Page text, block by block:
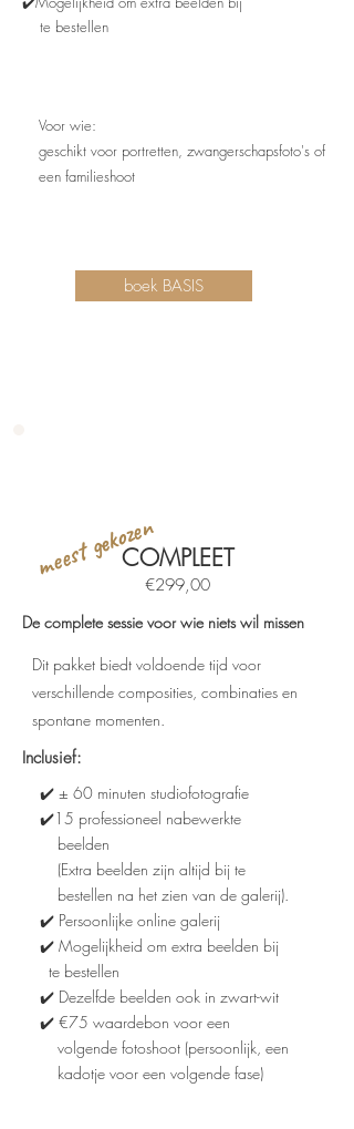
Voor wie:
geschikt voor portretten, zwangerschapsfoto's of
een familieshoot
boek BASIS
te bestellen
Dit pakket biedt voldoende tijd voor
verschillende composities, combinaties en
spontane momenten.
✔️ ± 60 minuten studiofotografie
✔️15 professioneel nabewerkte
beelden
(Extra beelden zijn altijd bij te
bestellen na het zien van de galerij).
✔️ Persoonlijke online galerij
✔️ Mogelijkheid om extra beelden bij
te bestellen
✔️ Dezelfde beelden ook in zwart-wit
✔️ €75 waardebon voor een
volgende fotoshoot (persoonlijk, een
kadotje voor een volgende fase)
meest gekozenCOMPLEET
€299,00
De complete sessie voor wie niets wil missen
Inclusief: